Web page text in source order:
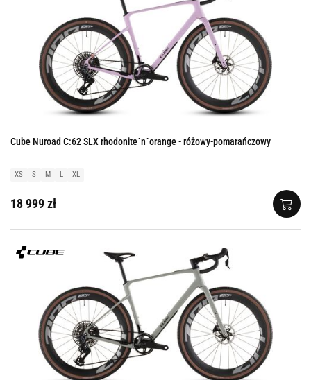
Cube Nuroad C:62 SLX rhodonite´n´orange - różowy-pomarańczowy
XS S M L XL
18 999 zł